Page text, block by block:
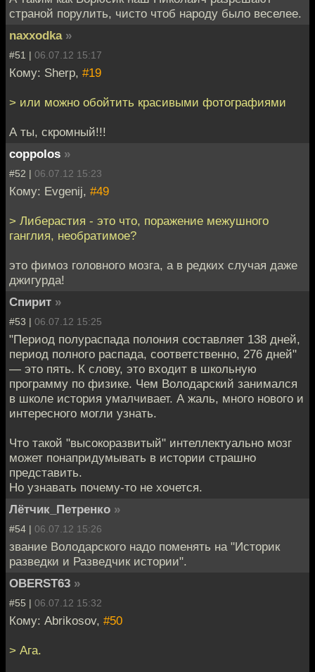
страной порулить, чисто чтоб народу было веселее.
naxxodka »
#51 | 06.07.12 15:17
Кому: Sherp, #19
> или можно обойтить красивыми фотографиями
А ты, скромный!!!
coppolos »
#52 | 06.07.12 15:23
Кому: Evgenij, #49
> Либерастия - это что, поражение межушного
ганглия, необратимое?
это фимоз головного мозга, а в редких случая даже
джигурда!
Спирит »
#53 | 06.07.12 15:25
"Период полураспада полония составляет 138 дней,
период полного распада, соответственно, 276 дней"
— это пять. К слову, это входит в школьную
программу по физике. Чем Володарский занимался
в школе история умалчивает. А жаль, много нового и
интересного могли узнать.
Что такой "высокоразвитый" интеллектуально мозг
может понапридумывать в истории страшно
представить.
Но узнавать почему-то не хочется.
Лётчик_Петренко »
#54 | 06.07.12 15:26
звание Володарского надо поменять на "Историк
разведки и Разведчик истории".
OBERST63 »
#55 | 06.07.12 15:32
Кому: Abrikosov, #50
> Ага.